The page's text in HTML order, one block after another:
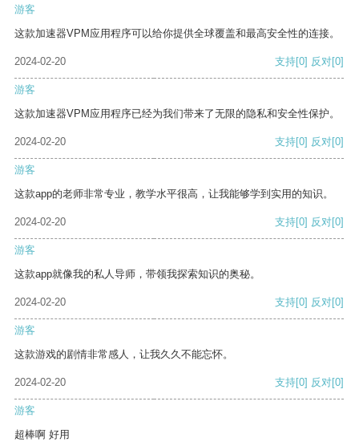
游客
这款加速器VPM应用程序可以给你提供全球覆盖和最高安全性的连接。
2024-02-20 支持[0] 反对[0]
游客
这款加速器VPM应用程序已经为我们带来了无限的隐私和安全性保护。
2024-02-20 支持[0] 反对[0]
游客
这款app的老师非常专业，教学水平很高，让我能够学到实用的知识。
2024-02-20 支持[0] 反对[0]
游客
这款app就像我的私人导师，带领我探索知识的奥秘。
2024-02-20 支持[0] 反对[0]
游客
这款游戏的剧情非常感人，让我久久不能忘怀。
2024-02-20 支持[0] 反对[0]
游客
超棒啊 好用